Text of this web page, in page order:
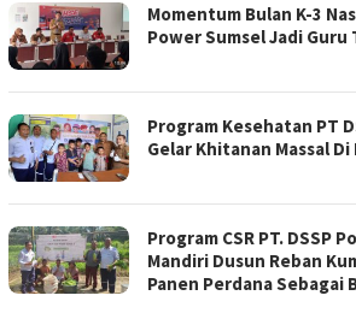
Momentum Bulan K-3
Power Sumsel Jadi Guru
Program Kesehatan PT
Gelar Khitanan Massal Di
Program CSR PT. DSSP
Mandiri Dusun Reban
Panen Perdana Sebagai